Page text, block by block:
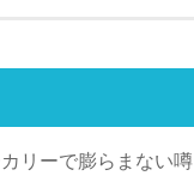
リーで膨らまない噂